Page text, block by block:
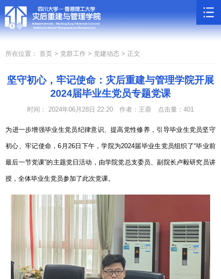
所在位置： 首页 > 党群工作 > 党建动态 > 正文
坚守初心，牢记使命：灾后重建与管理学院开展
2024届毕业生党员专题党课
时间： 2024年06月28日 22:20 作者：王蓉 点击量： 401
为进一步增强毕业生党员纪律意识、提高党性修养，引导毕业生党员坚守
初心、牢记使命，6 月 26日下午，学院为2024届毕业生党员组织了“毕业前
最后一节党课”的主题党日活动，由学院党总支委员、副院长卢毅研究员讲
授，全体毕业生党员参加了此次党课。